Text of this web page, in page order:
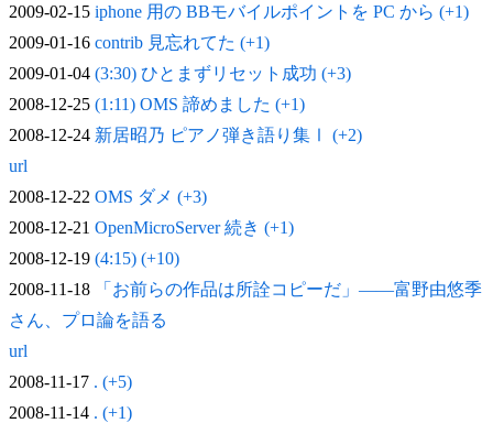
2009-02-15 iphone 用の BBモバイルポイントを PC から (+1)
2009-01-16 contrib 見忘れてた (+1)
2009-01-04 (3:30) ひとまずリセット成功 (+3)
2008-12-25 (1:11) OMS 諦めました (+1)
2008-12-24 新居昭乃 ピアノ弾き語り集Ⅰ (+2)
url
2008-12-22 OMS ダメ (+3)
2008-12-21 OpenMicroServer 続き (+1)
2008-12-19 (4:15) (+10)
2008-11-18
「お前らの作品は所詮コピーだ」——富野由悠季
さん、プロ論を語る
url
2008-11-17 . (+5)
2008-11-14 . (+1)